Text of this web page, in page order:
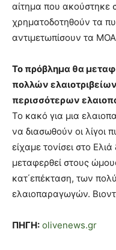
αίτημα που ακούστηκε
χρηματοδοτηθούν τα
αντιμετωπίσουν τα
Το πρόβλημα θα
πολλών
περισσότερων
Το κακό για μια
να διασωθούν οι λίγοι
είχαμε τονίσει στο
μεταφερθεί στους
κατ΄επέκταση, των
ελαιοπαραγωγών.
ΠΗΓΗ: olivenews.gr